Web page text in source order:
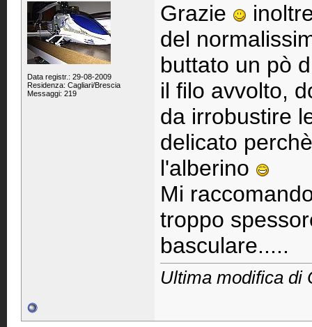
Data registr.: 29-08-2009
Residenza: Cagliari/Brescia
Messaggi: 219
Grazie
del
buttato un pò
il filo avvolto,
da irrobustire
delicato
l'alberino
Mi
troppo
basculare.....
Ultima modifica di